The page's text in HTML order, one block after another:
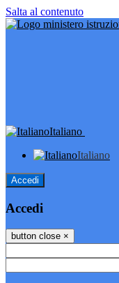
Salta al contenuto
Italiano
Italiano
Accedi
Accedi
button close ×